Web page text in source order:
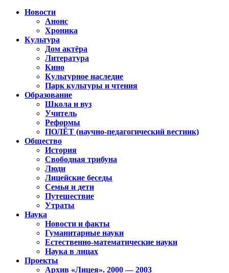
Новости
Анонс
Хроника
Культура
Дом актёра
Литература
Кино
Культурное наследие
Парк культуры и чтения
Образование
Школа и вуз
Учитель
Реформы
ПОЛЁТ (научно-педагогический вестник)
Общество
История
Свободная трибуна
Люди
Лицейские беседы
Семья и дети
Путешествие
Утраты
Наука
Новости и факты
Гуманитарные науки
Естественно-математические науки
Наука в лицах
Проекты
Архив «Лицея». 2000 — 2003